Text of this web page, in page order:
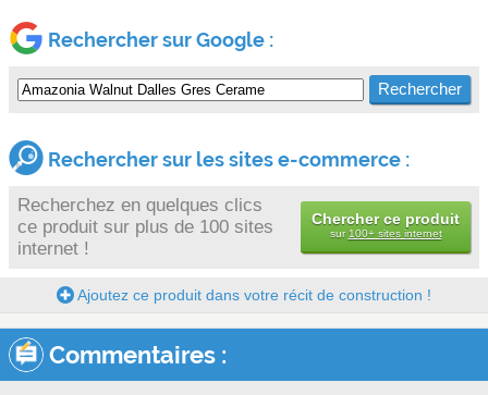
Rechercher sur Google :
Rechercher sur les sites e-commerce :
Recherchez en quelques clics
ce produit sur plus de 100 sites
internet !
Chercher ce produit
sur 100+ sites internet
Ajoutez ce produit dans votre récit de construction !
Commentaires :